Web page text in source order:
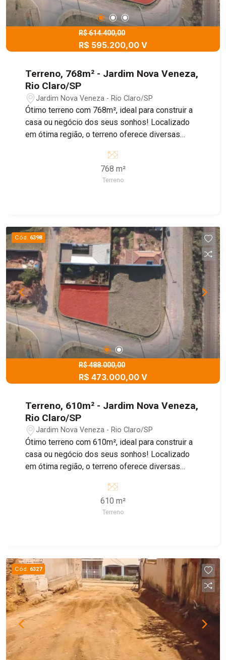
R$ 614.400,00
R$ 595.200,00 V
Terreno, 768m² - Jardim Nova Veneza,
Rio Claro/SP
Jardim Nova Veneza - Rio Claro/SP
Ótimo terreno com 768m², ideal para construir a
casa ou negócio dos seus sonhos! Localizado
em ótima região, o terreno oferece diversas
imóvel residencial ou comercial. Não perca essa
oportunidade, entre em contato conosco e
768 m²
Terreno
Cód. 6398
R$ 488.000,00
R$ 473.000,00 V
Terreno, 610m² - Jardim Nova Veneza,
Rio Claro/SP
Jardim Nova Veneza - Rio Claro/SP
Ótimo terreno com 610m², ideal para construir a
casa ou negócio dos seus sonhos! Localizado
em ótima região, o terreno oferece diversas
imóvel residencial ou comercial. Não perca essa
oportunidade, entre em contato conosco e
610 m²
Terreno
Cód. 6327